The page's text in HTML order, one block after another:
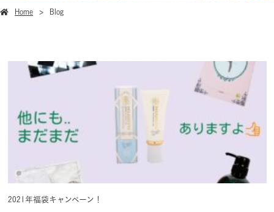
Home Blog
2021年福袋キャンペーン！